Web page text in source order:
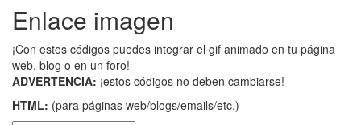
Enlace imagen
¡Con estos códigos puedes integrar el gif animado en tu página
web, blog o en un foro!
ADVERTENCIA: ¡estos códigos no deben cambiarse!
HTML: (para páginas web/blogs/emails/etc.)